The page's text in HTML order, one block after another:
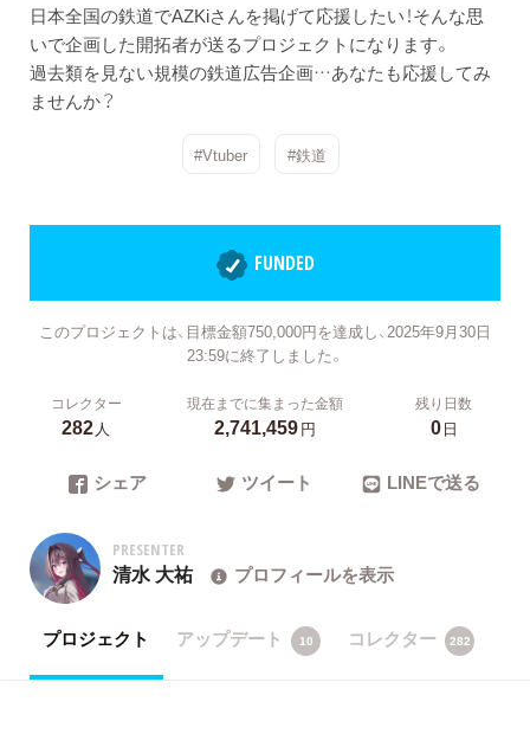
日本全国の鉄道でAZKiさんを掲げて応援したい！そんな思
いで企画した開拓者が送るプロジェクトになります。
過去類を見ない規模の鉄道広告企画…あなたも応援してみ
ませんか？
#Vtuber #鉄道
FUNDED
このプロジェクトは、目標金額750,000円を達成し、2025年9月30日
23:59に終了しました。
コレクター
282人
現在までに集まった金額
2,741,459円
残り日数
0日
シェア ツイート LINEで送る
PRESENTER
清水 大祐 プロフィールを表示
プロジェクト アップデート 10 コレクター 282